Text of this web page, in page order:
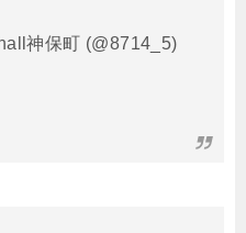
神保町 (@8714_5)